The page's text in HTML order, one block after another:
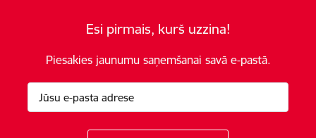
Esi pirmais, kurš uzzina!
Piesakies jaunumu saņemšanai savā e-pastā.